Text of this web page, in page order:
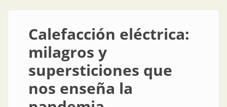
Calefacción eléctrica:
milagros y
supersticiones que
nos enseña la